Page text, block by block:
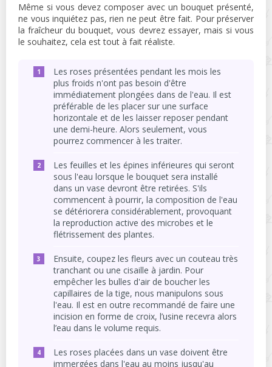
Même si vous devez composer avec un bouquet présenté,
ne vous inquiétez pas, rien ne peut être fait. Pour préserver
la fraîcheur du bouquet, vous devrez essayer, mais si vous
le souhaitez, cela est tout à fait réaliste.
Les roses présentées pendant les mois les
plus froids n'ont pas besoin d'être
immédiatement plongées dans de l'eau. Il est
préférable de les placer sur une surface
horizontale et de les laisser reposer pendant
une demi-heure. Alors seulement, vous
pourrez commencer à les traiter.
Les feuilles et les épines inférieures qui seront
sous l'eau lorsque le bouquet sera installé
dans un vase devront être retirées. S'ils
commencent à pourrir, la composition de l'eau
se détériorera considérablement, provoquant
la reproduction active des microbes et le
flétrissement des plantes.
Ensuite, coupez les fleurs avec un couteau très
tranchant ou une cisaille à jardin. Pour
empêcher les bulles d'air de boucher les
capillaires de la tige, nous manipulons sous
l'eau. Il est en outre recommandé de faire une
incision en forme de croix, l’usine recevra alors
l’eau dans le volume requis.
Les roses placées dans un vase doivent être
immergées dans l'eau au moins jusqu'au